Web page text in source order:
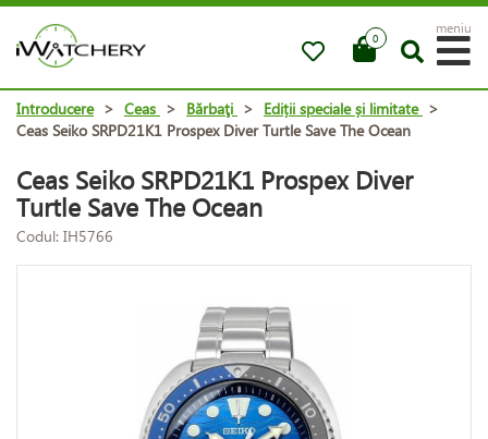
0
meniu
Introducere > Ceas > Bărbaţi > Ediții speciale și limitate >
Ceas Seiko SRPD21K1 Prospex Diver Turtle Save The Ocean
Ceas Seiko SRPD21K1 Prospex Diver
Turtle Save The Ocean
Codul: IH5766